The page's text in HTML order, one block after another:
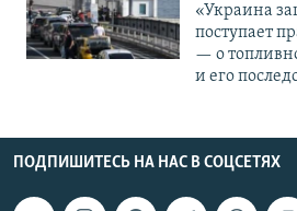
«Украина
поступает
— о
и его
ПОДПИШИТЕСЬ НА НАС В СОЦСЕТЯХ